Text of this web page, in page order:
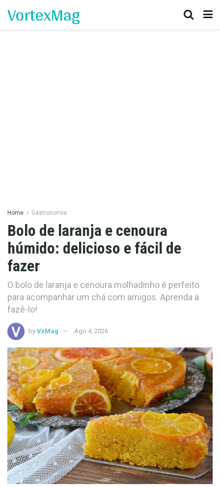
VortexMag
Home Gastronomia
Bolo de laranja e cenoura
húmido: delicioso e fácil de
fazer
O bolo de laranja e cenoura molhadinho é perfeito
para acompanhar um chá com amigos. Aprenda a
fazê-lo!
by VxMag Ago 4, 2026